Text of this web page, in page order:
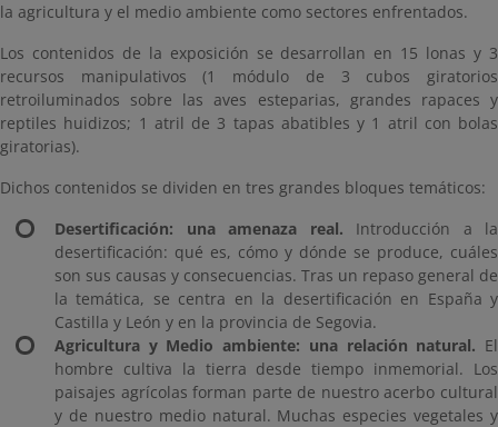
la agricultura y el medio ambiente como sectores enfrentados.
Los contenidos de la exposición se desarrollan en 15 lonas y 3
recursos manipulativos (1 módulo de 3 cubos giratorios
retroiluminados sobre las aves esteparias, grandes rapaces y
reptiles huidizos; 1 atril de 3 tapas abatibles y 1 atril con bolas
giratorias).
Dichos contenidos se dividen en tres grandes bloques temáticos:
Desertificación: una amenaza real. Introducción a la
desertificación: qué es, cómo y dónde se produce, cuáles
son sus causas y consecuencias. Tras un repaso general de
la temática, se centra en la desertificación en España y
Castilla y León y en la provincia de Segovia.
Agricultura y Medio ambiente: una relación natural. El
hombre cultiva la tierra desde tiempo inmemorial. Los
paisajes agrícolas forman parte de nuestro acerbo cultural
y de nuestro medio natural. Muchas especies vegetales y